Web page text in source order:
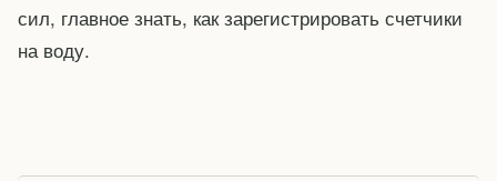
сил, главное знать, как зарегистрировать счетчики
на воду.